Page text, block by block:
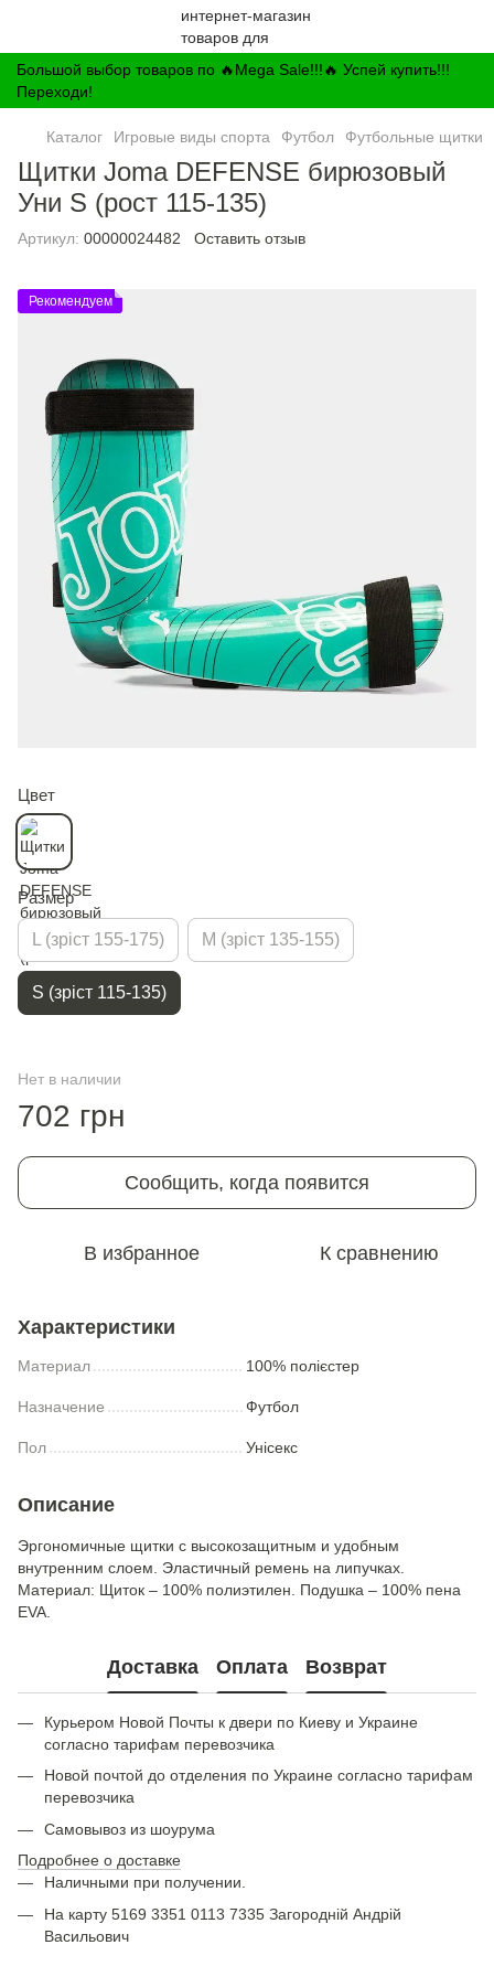
Большой выбор товаров по 🔥Mega Sale!!!🔥 Успей купить!!!
Переходи!
Каталог Игровые виды спорта Футбол Футбольные щитки
Щитки Joma DEFENSE бирюзовый
Уни S (рост 115-135)
Артикул: 00000024482 Оставить отзыв
Рекомендуем
Цвет
Размер
L (зріст 155-175) M (зріст 135-155)
S (зріст 115-135)
Нет в наличии
702 грн
Сообщить, когда появится
В избранное К сравнению
Характеристики
Материал 100% полієстер
Назначение Футбол
Пол Унісекс
Описание
Эргономичные щитки с высокозащитным и удобным
внутренним слоем. Эластичный ремень на липучках.
Материал: Щиток – 100% полиэтилен. Подушка – 100% пена
EVA.
Доставка Оплата Возврат
Курьером Новой Почты к двери по Киеву и Украине
согласно тарифам перевозчика
Новой почтой до отделения по Украине согласно тарифам
перевозчика
Самовывоз из шоурума
Подробнее о доставке
Наличными при получении.
На карту 5169 3351 0113 7335 Загородній Андрій
Васильович